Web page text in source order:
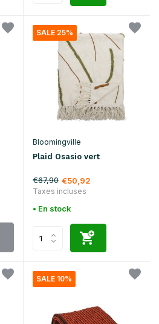
SALE 25%
Bloomingville
Plaid Osasio vert
€67,90 €50,92
Taxes incluses
• En stock
SALE 10%